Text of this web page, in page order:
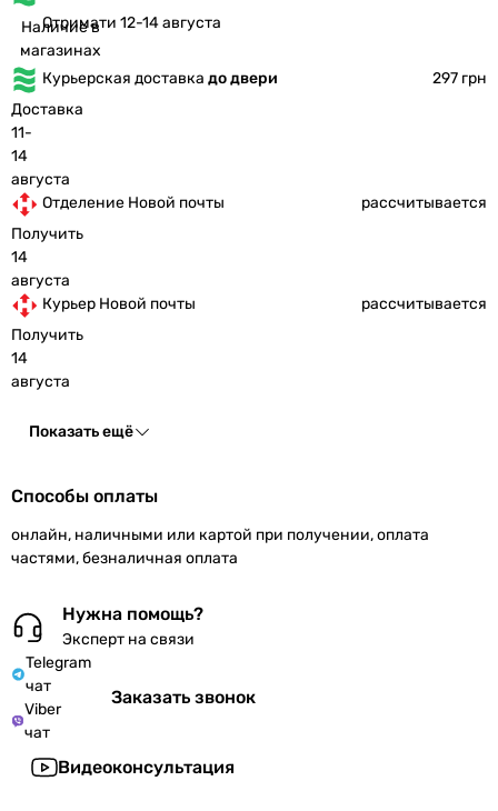
Наличие в
магазинах
Отримати 12-14 августа
Курьерская доставка до двери
297 грн
Доставка
11-
14
августа
Отделение Новой почты
рассчитывается
Получить
14
августа
Курьер Новой почты
рассчитывается
Получить
14
августа
Показать ещё
Способы оплаты
онлайн, наличными или картой при получении, оплата
частями, безналичная оплата
Нужна помощь?
Эксперт на связи
Telegram
чат
Viber
чат
Заказать звонок
Видеоконсультация